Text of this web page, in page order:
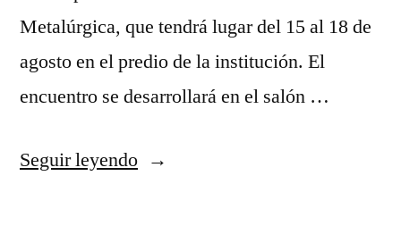
Metalúrgica, que tendrá lugar del 15 al 18 de
agosto en el predio de la institución. El
encuentro se desarrollará en el salón …
Seguir leyendo